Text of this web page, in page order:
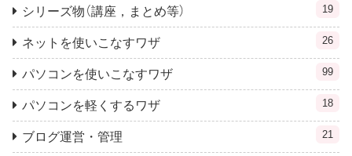
シリーズ物（講座，まとめ等） 19
ネットを使いこなすワザ 26
パソコンを使いこなすワザ 99
パソコンを軽くするワザ 18
ブログ運営・管理 21